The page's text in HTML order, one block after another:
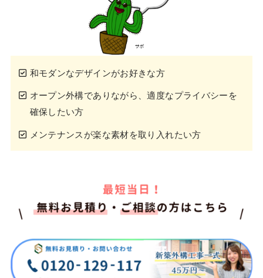
和モダンなデザインがお好きな方
オープン外構でありながら、適度なプライバシーを
確保したい方
メンテナンスが楽な素材を取り入れたい方